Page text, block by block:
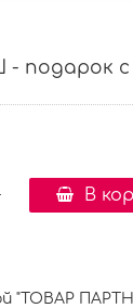
подарок с
В
"ТОВАР